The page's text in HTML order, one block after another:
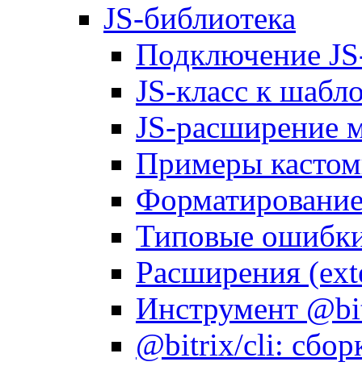
JS-библиотека
Подключение
JS-класс к
JS-расширение
Примеры
Типовые
Расширения
Инструмент
@bitrix/cli: